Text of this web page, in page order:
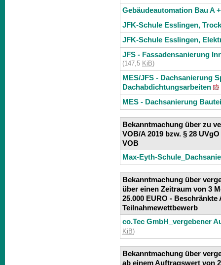
Gebäudeautomation Bau A
JFK-Schule Esslingen,
JFK-Schule Esslingen,
JFS - Fassadensanierung
(147,5 KiB)
MES/JFS - Dachsanierung
Dachabdichtungsarbeiten
MES - Dachsanierung
Bekanntmachung über zu
VOB/A 2019 bzw. § 28
VOB
Max-Eyth-
Bekanntmachung über
über einen Zeitraum von 3
25.000 EURO - Beschränkte
Teilnahmewettbewerb
co.Tec GmbH_vergebener
KiB)
Bekanntmachung über
ab einem Auftragswert von